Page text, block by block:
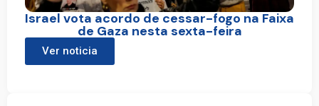
Israel vota acordo de cessar-fogo na Faixa
de Gaza nesta sexta-feira
Ver noticia